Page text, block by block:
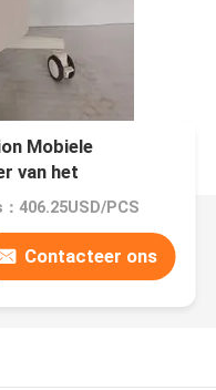
Mobiele
van het
406.25USD/PCS
Contacteer ons